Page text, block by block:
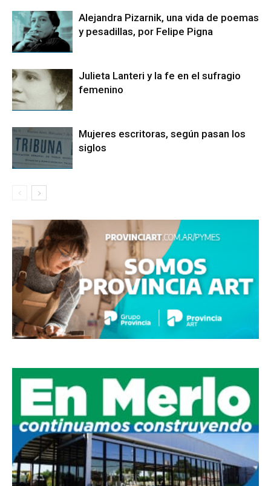
Alejandra Pizarnik, una vida de poemas
y pesadillas, por Felipe Pigna
Julieta Lanteri y la fe en el sufragio
femenino
Mujeres escritoras, según pasan los
siglos